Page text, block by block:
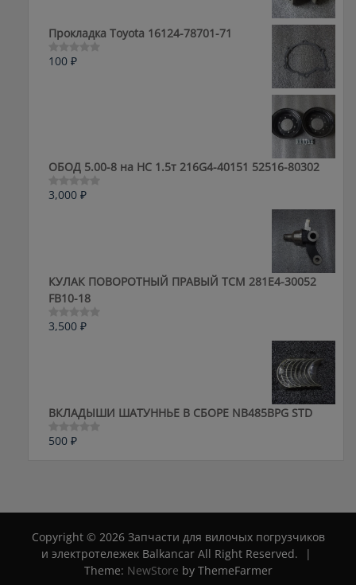
5
Прокладка Toyota 16124-78701-71
Оценка
100 ₽
ОБОД 5.00-8 на HC 1.5т 216G4-40151 52516-80302
Оценка
3,000 ₽
КУЛАК ПОВОРОТНЫЙ ПРАВЫЙ ТСМ 281E4-30052
FB10-18
Оценка
3,500 ₽
ВКЛАДЫШИ ШАТУННЬЕ В СБОРЕ NB485BPG STD
Оценка
500 ₽
Copyright © 2026 Запчасти для вилочых погрузчиков
и электротележек Balkancar All Right Reserved.
|
Theme: NewStore by ThemeFarmer